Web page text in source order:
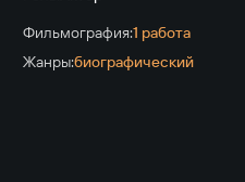
Фильмография:1 работа
Жанры:биографический